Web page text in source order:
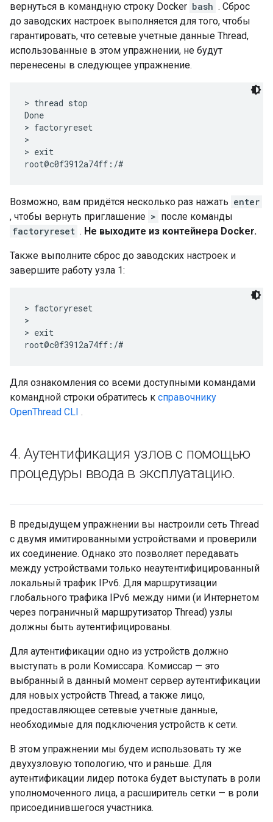
вернуться в командную строку Docker bash . Сброс
до заводских настроек выполняется для того, чтобы
гарантировать, что сетевые учетные данные Thread,
использованные в этом упражнении, не будут
перенесены в следующее упражнение.
> thread stop
Done
> factoryreset
>
> exit
Возможно, вам придётся несколько раз нажать enter
, чтобы вернуть приглашение > после команды
factoryreset . Не выходите из контейнера Docker.
Также выполните сброс до заводских настроек и
завершите работу узла 1:
> factoryreset
>
> exit
Для ознакомления со всеми доступными командами
командной строки обратитесь к справочнику
OpenThread CLI .
4. Аутентификация узлов с помощью
процедуры ввода в эксплуатацию.
В предыдущем упражнении вы настроили сеть Thread
с двумя имитированными устройствами и проверили
их соединение. Однако это позволяет передавать
между устройствами только неаутентифицированный
локальный трафик IPv6. Для маршрутизации
глобального трафика IPv6 между ними (и Интернетом
через пограничный маршрутизатор Thread) узлы
должны быть аутентифицированы.
Для аутентификации одно из устройств должно
выступать в роли Комиссара. Комиссар — это
выбранный в данный момент сервер аутентификации
для новых устройств Thread, а также лицо,
предоставляющее сетевые учетные данные,
необходимые для подключения устройств к сети.
В этом упражнении мы будем использовать ту же
двухузловую топологию, что и раньше. Для
аутентификации лидер потока будет выступать в роли
уполномоченного лица, а расширитель сетки — в роли
присоединившегося участника.